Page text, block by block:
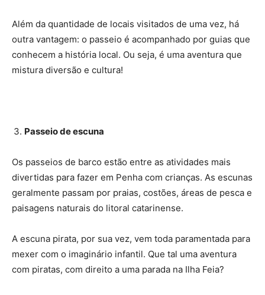
Além da quantidade de locais visitados de uma vez, há
outra vantagem: o passeio é acompanhado por guias que
conhecem a história local. Ou seja, é uma aventura que
mistura diversão e cultura!
Passeio de escuna
Os passeios de barco estão entre as atividades mais
divertidas para fazer em Penha com crianças. As escunas
geralmente passam por praias, costões, áreas de pesca e
paisagens naturais do litoral catarinense.
A escuna pirata, por sua vez, vem toda paramentada para
mexer com o imaginário infantil. Que tal uma aventura
com piratas, com direito a uma parada na Ilha Feia?